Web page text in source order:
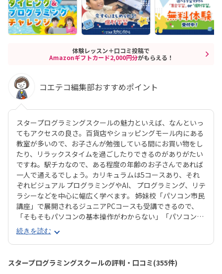
体験レッスン＋口コミ投稿で
Amazonギフトカード2,000円分がもらえる！
コエテコ編集部おすすめポイント
スタープログラミングスクールの魅力といえば、なんといっ
てもアクセスの良さ。百貨店やショッピングモール内にある
教室が多いので、お子さんが勉強している間にお買い物をし
たり、リラックスタイムを過ごしたりできるのがありがたい
ですね。駅チカなので、ある程度の年齢のお子さんであれば
一人で通えるでしょう。カリキュラムは5コースあり、それ
ぞれビジュアル プログラミングやAI、 プログラミング、リテ
ラシーなどを中心に幅広く学べます。 姉妹校「パソコン市民
講座」で展開されるジュニアPCコースも受講できるので、
「そもそもパソコンの基本操作がわからない」「パソコンで
何ができるかを学びたい」といったお子さんにもピッタリで
す。それぞれのお子さんの興味に合ったコースが見つかりや
すいのは安心ですね。スタープログラミングスクールは、過
去に総務省「若年層に対するプログラミング教育の普及推
進」事業に採択され、新潟市の小中学校で授業を実施した実
続きを読む
スタープログラミングスクールの評判・口コミ(355件)